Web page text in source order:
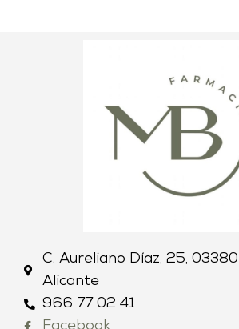
C. Aureliano Díaz, 25,
Alicante
966 77 02 41